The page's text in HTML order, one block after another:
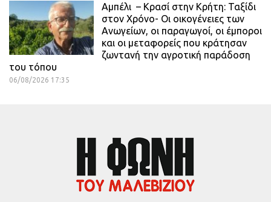
Αμπέλι – Κρασί στην Κρήτη: Ταξίδι
στον Χρόνο- Οι οικογένειες των
Ανωγείων, οι παραγωγοί, οι έμποροι
και οι μεταφορείς που κράτησαν
ζωντανή την αγροτική παράδοση
του τόπου
06/08/2026 17:35